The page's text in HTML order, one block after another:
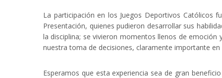
La participación en los Juegos Deportivos Católicos
Presentación, quienes pudieron desarrollar sus
la disciplina; se vivieron momentos llenos de
nuestra toma de decisiones, claramente importante en
Esperamos que esta experiencia sea de gran